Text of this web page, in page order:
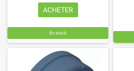
ACHETER
En stock